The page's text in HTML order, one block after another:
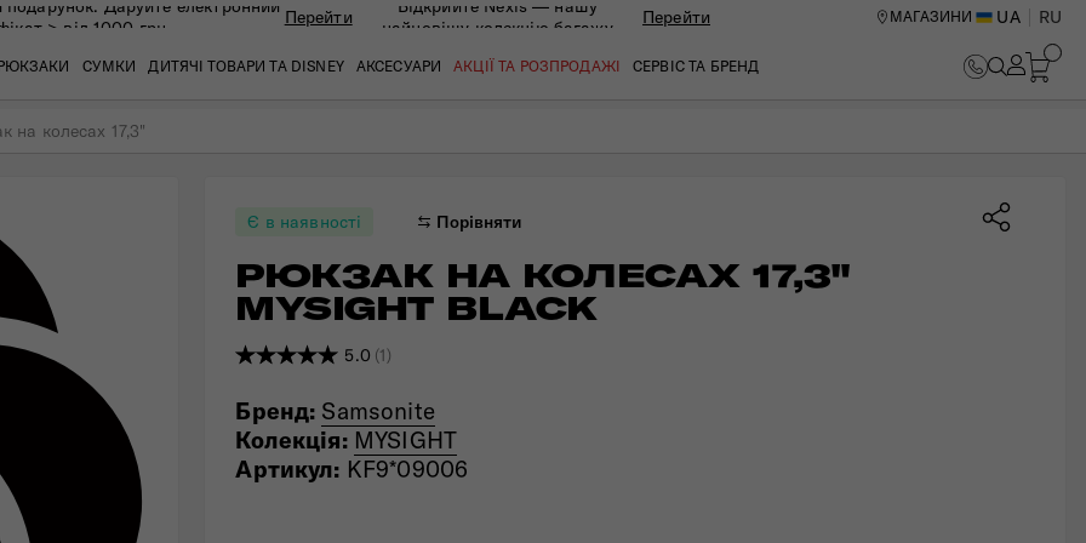
подарунок. Даруйте eлектронний
> від 1000 грн
Перейти
Відкрийте Nexis — нашу
найновішу колекцію багажу
Перейти МАГАЗИНИ UA RU
СУМКИ ДИТЯЧІ ТОВАРИ ТА DISNEY АКСЕСУАРИ АКЦІЇ ТА РОЗПРОДАЖІ СЕРВІС ТА БРЕНД
СЕРВІСНИЙ ЦЕНТР В КИЄВІ
на колесах 17,3"
Є в наявності Порівняти
РЮКЗАК НА КОЛЕСАХ 17,3"
MYSIGHT BLACK
5.0 (1)
Бренд: Samsonite
Колекція: MYSIGHT
Артикул: KF9*09006